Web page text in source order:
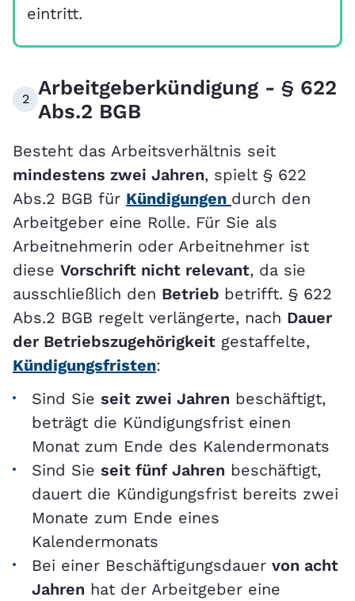
eintritt.
2
Arbeitgeberkündigung - § 622
Abs.2 BGB
Besteht das Arbeitsverhältnis seit
mindestens zwei Jahren, spielt § 622
Abs.2 BGB für Kündigungen durch den
Arbeitgeber eine Rolle. Für Sie als
Arbeitnehmerin oder Arbeitnehmer ist
diese Vorschrift nicht relevant, da sie
ausschließlich den Betrieb betrifft. § 622
Abs.2 BGB regelt verlängerte, nach Dauer
der Betriebszugehörigkeit gestaffelte,
Kündigungsfristen:
Sind Sie seit zwei Jahren beschäftigt,
beträgt die Kündigungsfrist einen
Monat zum Ende des Kalendermonats
Sind Sie seit fünf Jahren beschäftigt,
dauert die Kündigungsfrist bereits zwei
Monate zum Ende eines
Kalendermonats
Bei einer Beschäftigungsdauer von acht
Jahren hat der Arbeitgeber eine